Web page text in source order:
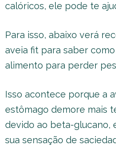
calóricos, ele pode te
Para isso, abaixo verá
aveia fit para saber
alimento para perder
Isso acontece porque a
estômago demore mais
devido ao beta-glucano,
sua sensação de